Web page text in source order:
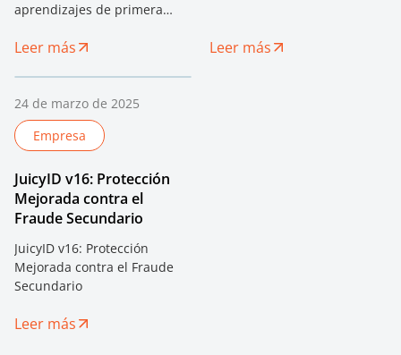
aprendizajes de primera
fintech en América Latina.
dispositivos están
redefiniendo la evaluación
de riesgo en entornos con
Leer más
empresas fintech, las
Leer más
24 de marzo de 2025
Empresa
JuicyID v16: Protección
Mejorada contra el
Fraude Secundario
JuicyID v16: Protección
Mejorada contra el Fraude
Secundario
Leer más